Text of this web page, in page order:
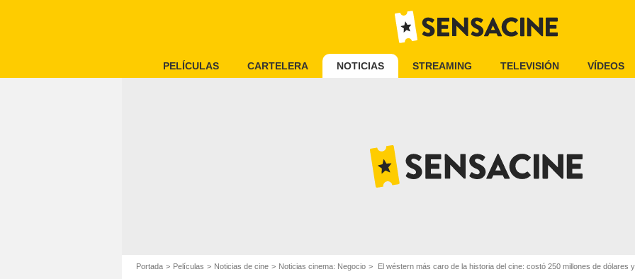
PELÍCULAS CARTELERA NOTICIAS STREAMING TELEVISIÓN VÍDEOS
Portada Películas Noticias de cine Noticias cinema: Negocio El wéstern más caro de la historia del cine: costó 250 millones de dólares